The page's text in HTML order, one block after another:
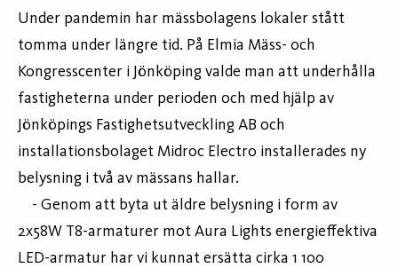
Under pandemin har mässbolagens lokaler stått
tomma under längre tid. På Elmia Mäss- och
Kongresscenter i Jönköping valde man att underhålla
fastigheterna under perioden och med hjälp av
Jönköpings Fastighetsutveckling AB och
installationsbolaget Midroc Electro installerades ny
belysning i två av mässans hallar.
- Genom att byta ut äldre belysning i form av
2x58W T8-armaturer mot Aura Lights energieffektiva
LED-armatur har vi kunnat ersätta cirka 1 100